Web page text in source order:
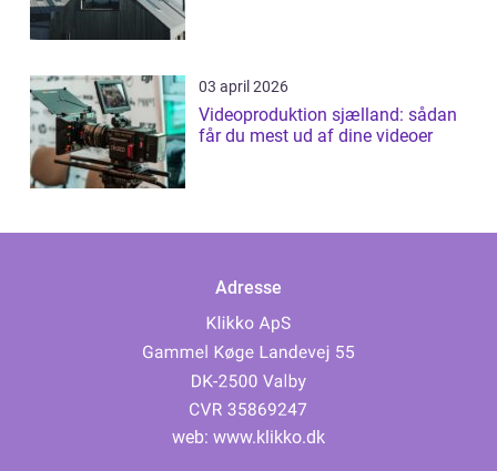
03 april 2026
Videoproduktion sjælland: sådan
får du mest ud af dine videoer
Adresse
web: www.klikko.dk